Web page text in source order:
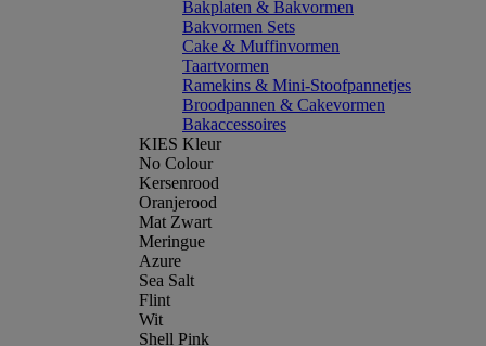
Bakplaten & Bakvormen
Bakvormen Sets
Cake & Muffinvormen
Taartvormen
Ramekins & Mini-Stoofpannetjes
Broodpannen & Cakevormen
Bakaccessoires
KIES Kleur
No Colour
Kersenrood
Oranjerood
Mat Zwart
Meringue
Azure
Sea Salt
Flint
Wit
Shell Pink